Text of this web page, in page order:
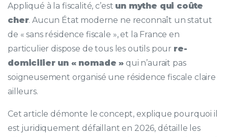
Appliqué à la fiscalité, c’est un mythe qui coûte
cher. Aucun État moderne ne reconnaît un statut
de « sans résidence fiscale », et la France en
particulier dispose de tous les outils pour re-
domicilier un « nomade » qui n’aurait pas
soigneusement organisé une résidence fiscale claire
ailleurs.
Cet article démonte le concept, explique pourquoi il
est juridiquement défaillant en 2026, détaille les